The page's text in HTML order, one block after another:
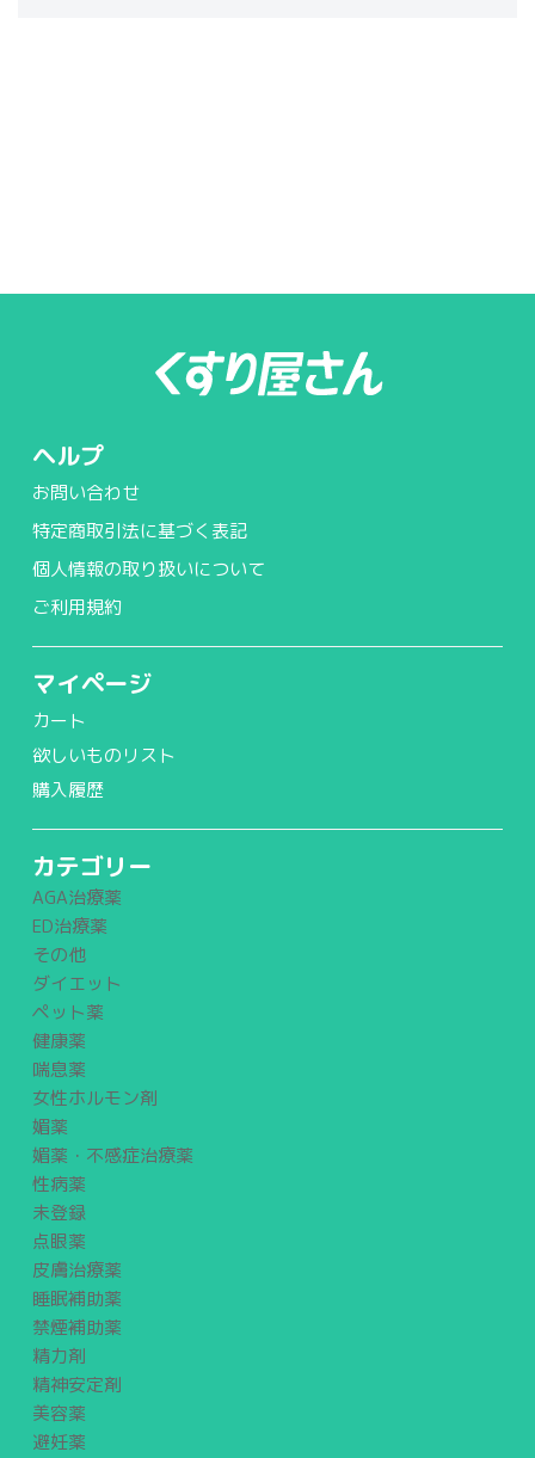
ヘルプ
お問い合わせ
特定商取引法に基づく表記
個人情報の取り扱いについて
ご利用規約
マイページ
カート
欲しいものリスト
購入履歴
カテゴリー
AGA治療薬
ED治療薬
その他
ダイエット
ペット薬
健康薬
喘息薬
女性ホルモン剤
媚薬
媚薬・不感症治療薬
性病薬
未登録
点眼薬
皮膚治療薬
睡眠補助薬
禁煙補助薬
精力剤
精神安定剤
美容薬
避妊薬